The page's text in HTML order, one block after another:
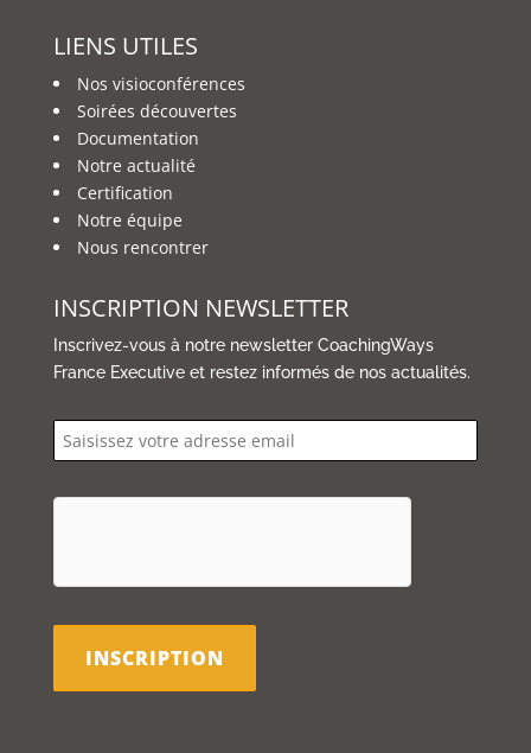
LIENS UTILES
Nos visioconférences
Soirées découvertes
Documentation
Notre actualité
Certification
Notre équipe
Nous rencontrer
INSCRIPTION NEWSLETTER
Inscrivez-vous à notre newsletter CoachingWays
France Executive et restez informés de nos actualités.
email